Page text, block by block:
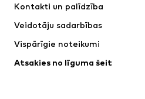
Apakšveļa
Mēteļi
Kontakti un palīdzība
Veidotāju sadarbības
Vispārīgie noteikumi
Atsakies no līguma šeit